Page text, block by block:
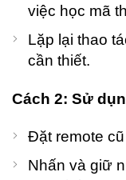
việc học mã
Lặp lại thao
cần thiết.
Cách 2: Sử
Đặt remote
Nhấn và giữ